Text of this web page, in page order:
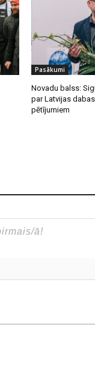
Pasākumi
Novadu balss:
par Latvijas
pētījumiem